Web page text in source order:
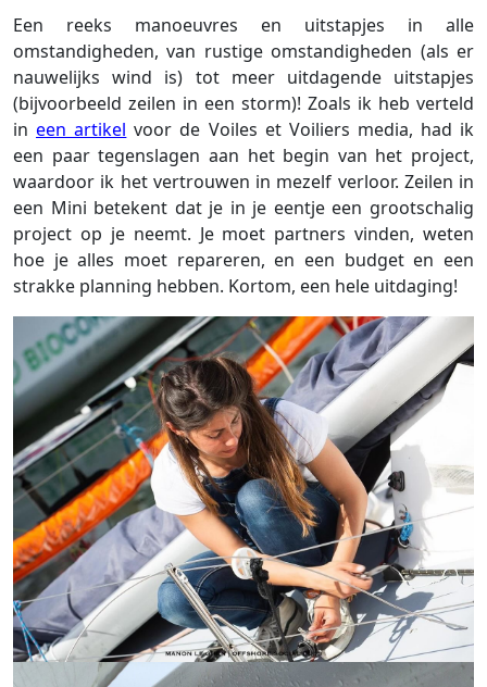
Een reeks manoeuvres en uitstapjes in alle
omstandigheden, van rustige omstandigheden (als er
nauwelijks wind is) tot meer uitdagende uitstapjes
(bijvoorbeeld zeilen in een storm)! Zoals ik heb verteld
ineen artikel voor de Voiles et Voiliers media, had ik
een paar tegenslagen aan het begin van het project,
waardoor ik het vertrouwen in mezelf verloor. Zeilen in
een Mini betekent dat je in je eentje een grootschalig
project op je neemt. Je moet partners vinden, weten
hoe je alles moet repareren, en een budget en een
strakke planning hebben. Kortom, een hele uitdaging!